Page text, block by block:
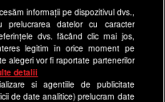
Lajumate.ro
Channel
informații pe dispozitivul dvs.,
prelucrarea datelor cu caracter
dvs. făcând clic mai jos,
legitim în orice moment pe
alegeri vor fi raportate partenerilor
detalii
si agentiile de publicitate
de date analitice) prelucram date